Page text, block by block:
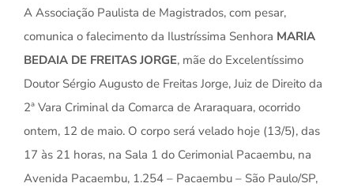
A Associação Paulista de Magistrados, com pesar,
comunica o falecimento da Ilustríssima Senhora MARIA
BEDAIA DE FREITAS JORGE, mãe do Excelentíssimo
Doutor Sérgio Augusto de Freitas Jorge, Juiz de Direito da
2ª Vara Criminal da Comarca de Araraquara, ocorrido
ontem, 12 de maio. O corpo será velado hoje (13/5), das
17 às 21 horas, na Sala 1 do Cerimonial Pacaembu, na
Avenida Pacaembu, 1.254 – Pacaembu – São Paulo/SP,